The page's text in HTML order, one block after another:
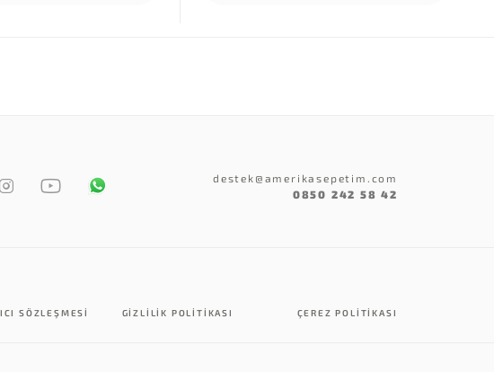
destek@amerikasepetim.com
0850 242 58 42
SÖZLEŞMESI GIZLILIK POLITIKASI ÇEREZ POLITIKASI